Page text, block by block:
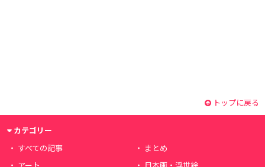
トップに戻る
カテゴリー
すべての記事
まとめ
アート
日本画・浮世絵